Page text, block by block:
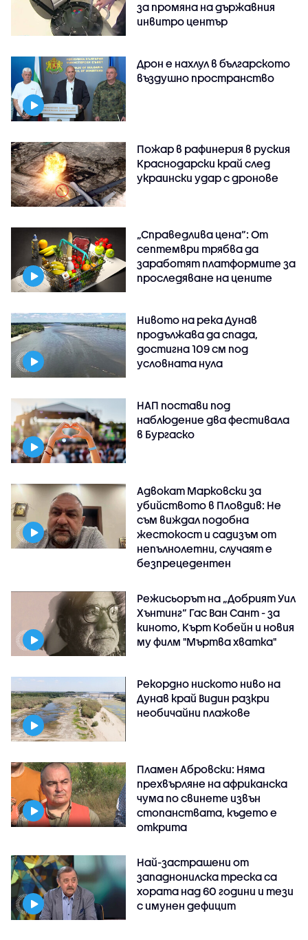
за промяна на държавния
инвитро център
Дрон е нахлул в българското
въздушно пространство
Пожар в рафинерия в руския
Краснодарски край след
украински удар с дронове
„Справедлива цена“: От
септември трябва да
заработят платформите за
проследяване на цените
Нивото на река Дунав
продължава да спада,
достигна 109 см под
условната нула
НАП постави под
наблюдение два фестивала
в Бургаско
Адвокат Марковски за
убийството в Пловдив: Не
съм виждал подобна
жестокост и садизъм от
непълнолетни, случаят е
безпрецедентен
Режисьорът на „Добрият Уил
Хънтинг“ Гас Ван Сант - за
киното, Кърт Кобейн и новия
му филм "Мъртва хватка"
Рекордно ниското ниво на
Дунав край Видин разкри
необичайни плажове
Пламен Абровски: Няма
прехвърляне на африканска
чума по свинете извън
стопанствата, където е
открита
Най-застрашени от
западнонилска треска са
хората над 60 години и тези
с имунен дефицит